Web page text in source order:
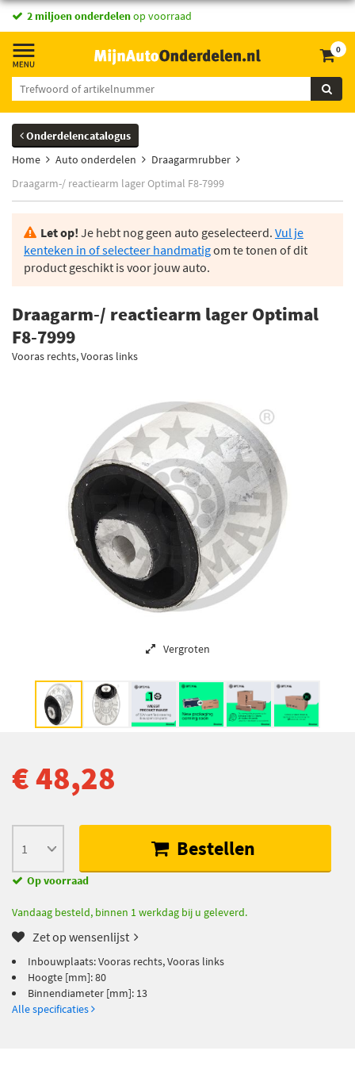
2 miljoen onderdelenop voorraad
0
Onderdelencatalogus
Home
Auto onderdelen
Draagarmrubber
Draagarm-/ reactiearm lager Optimal F8-7999
Let op! Je hebt nog geen auto geselecteerd. Vul je
kenteken in of selecteer handmatigom te tonen of dit
product geschikt is voor jouw auto.
Draagarm-/ reactiearm lager Optimal
F8-7999
Vooras rechts, Vooras links
Vergroten
€ 48,28
Bestellen
Op voorraad
Vandaag besteld, binnen 1 werkdag bij u geleverd.
Zet op wensenlijst
Inbouwplaats: Vooras rechts, Vooras links
Hoogte [mm]: 80
Binnendiameter [mm]: 13
Alle specificaties